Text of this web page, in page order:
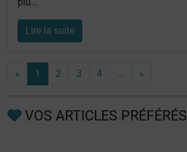
Lire la suite
« 1 2 3 4 … »
VOS ARTICLES PRÉFÉRÉS